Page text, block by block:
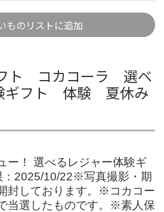
ものリストに追加
ト コカコーラ 選べ
ギフト 体験 夏休み
ー！ 選べるレジャー体験ギ
2025/10/22※写真撮影・期
封しております。※コカコー
当選したものです。※素人保